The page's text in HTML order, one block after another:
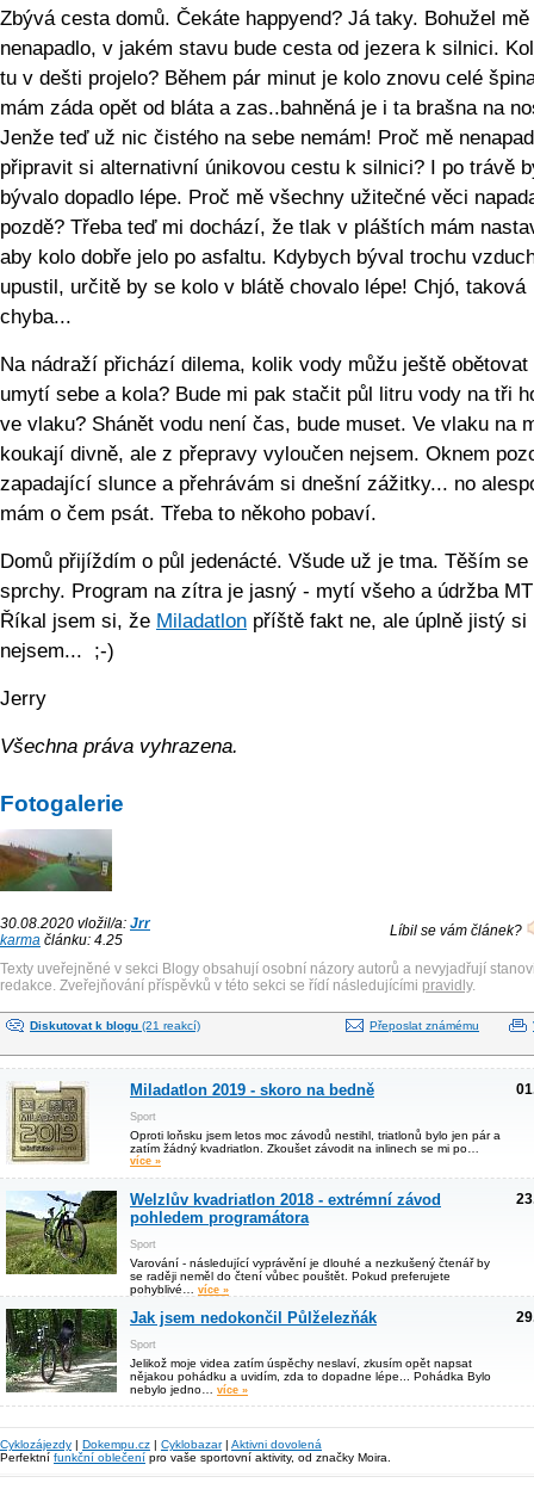
Zbývá cesta domů. Čekáte happyend? Já taky. Bohužel mě
nenapadlo, v jakém stavu bude cesta od jezera k silnici.
tu v dešti projelo? Během pár minut je kolo znovu celé
mám záda opět od bláta a zas..bahněná je i ta brašna na
Jenže teď už nic čistého na sebe nemám! Proč mě
připravit si alternativní únikovou cestu k silnici? I po trávě
bývalo dopadlo lépe. Proč mě všechny užitečné věci
pozdě? Třeba teď mi dochází, že tlak v pláštích mám
aby kolo dobře jelo po asfaltu. Kdybych býval trochu
upustil, určitě by se kolo v blátě chovalo lépe! Chjó, taková
chyba...
Na nádraží přichází dilema, kolik vody můžu ještě obětovat
umytí sebe a kola? Bude mi pak stačit půl litru vody na tři
ve vlaku? Shánět vodu není čas, bude muset. Ve vlaku na
koukají divně, ale z přepravy vyloučen nejsem. Oknem
zapadající slunce a přehrávám si dnešní zážitky... no
mám o čem psát. Třeba to někoho pobaví.
Domů přijíždím o půl jedenácté. Všude už je tma. Těším se
sprchy. Program na zítra je jasný - mytí všeho a údržba
Říkal jsem si, že Miladatlon příště fakt ne, ale úplně jistý si
nejsem... ;-)
Jerry
Všechna práva vyhrazena.
Fotogalerie
30.08.2020 vložil/a: Jrr
karma článku: 4.25
Líbil se vám článek?
Texty uveřejněné v sekci Blogy obsahují osobní názory autorů a nevyjadřují
redakce. Zveřejňování příspěvků v této sekci se řídí následujícími pravidly.
Diskutovat k blogu (21 reakcí) Přeposlat známému
Miladatlon 2019 - skoro na bedně
Sport
Oproti loňsku jsem letos moc závodů nestihl, triatlonů bylo jen pár a
zatím žádný kvadriatlon. Zkoušet závodit na inlinech se mi po…
více »
Welzlův kvadriatlon 2018 - extrémní závod
pohledem programátora
Sport
Varování - následující vyprávění je dlouhé a nezkušený čtenář by
se raději neměl do čtení vůbec pouštět. Pokud preferujete
pohyblivé… více »
Jak jsem nedokončil Půlželezňák
Sport
Jelikož moje videa zatím úspěchy neslaví, zkusím opět napsat
nějakou pohádku a uvidím, zda to dopadne lépe... Pohádka Bylo
nebylo jedno… více »
Cyklozájezdy | Dokempu.cz | Cyklobazar| Aktivni dovolená
Perfektní funkční oblečení pro vaše sportovní aktivity, od značky Moira.